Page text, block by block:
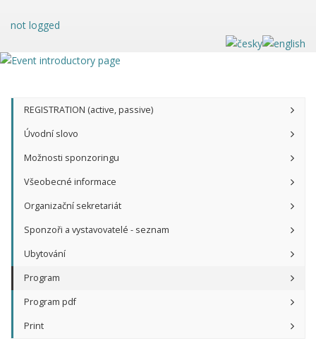
not logged
REGISTRATION (active, passive)
Úvodní slovo
Možnosti sponzoringu
Všeobecné informace
Organizační sekretariát
Sponzoři a vystavovatelé - seznam
Ubytování
Program
Program pdf
Print